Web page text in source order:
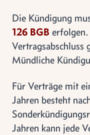
Die Kündigung
126 BGB
Vertragsabschluss
Mündliche
Für Verträge mit
Jahren besteht
Jahren kann jede